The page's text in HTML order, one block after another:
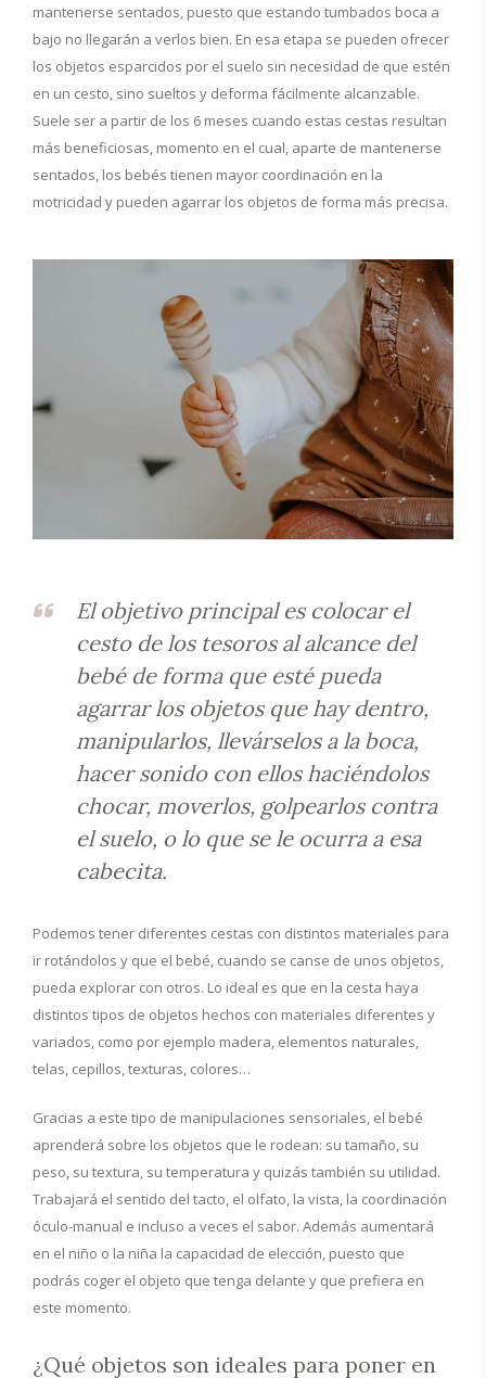
mantenerse sentados, puesto que estando tumbados boca a
bajo no llegarán a verlos bien. En esa etapa se pueden ofrecer
los objetos esparcidos por el suelo sin necesidad de que estén
en un cesto, sino sueltos y deforma fácilmente alcanzable.
Suele ser a partir de los 6 meses cuando estas cestas resultan
más beneficiosas, momento en el cual, aparte de mantenerse
sentados, los bebés tienen mayor coordinación en la
motricidad y pueden agarrar los objetos de forma más precisa.
El objetivo principal es colocar el
cesto de los tesoros al alcance del
bebé de forma que esté pueda
agarrar los objetos que hay dentro,
manipularlos, llevárselos a la boca,
hacer sonido con ellos haciéndolos
chocar, moverlos, golpearlos contra
el suelo, o lo que se le ocurra a esa
cabecita.
Podemos tener diferentes cestas con distintos materiales para
ir rotándolos y que el bebé, cuando se canse de unos objetos,
pueda explorar con otros. Lo ideal es que en la cesta haya
distintos tipos de objetos hechos con materiales diferentes y
variados, como por ejemplo madera, elementos naturales,
telas, cepillos, texturas, colores…
Gracias a este tipo de manipulaciones sensoriales, el bebé
aprenderá sobre los objetos que le rodean: su tamaño, su
peso, su textura, su temperatura y quizás también su utilidad.
Trabajará el sentido del tacto, el olfato, la vista, la coordinación
óculo-manual e incluso a veces el sabor. Además aumentará
en el niño o la niña la capacidad de elección, puesto que
podrás coger el objeto que tenga delante y que prefiera en
este momento.
¿Qué objetos son ideales para poner en